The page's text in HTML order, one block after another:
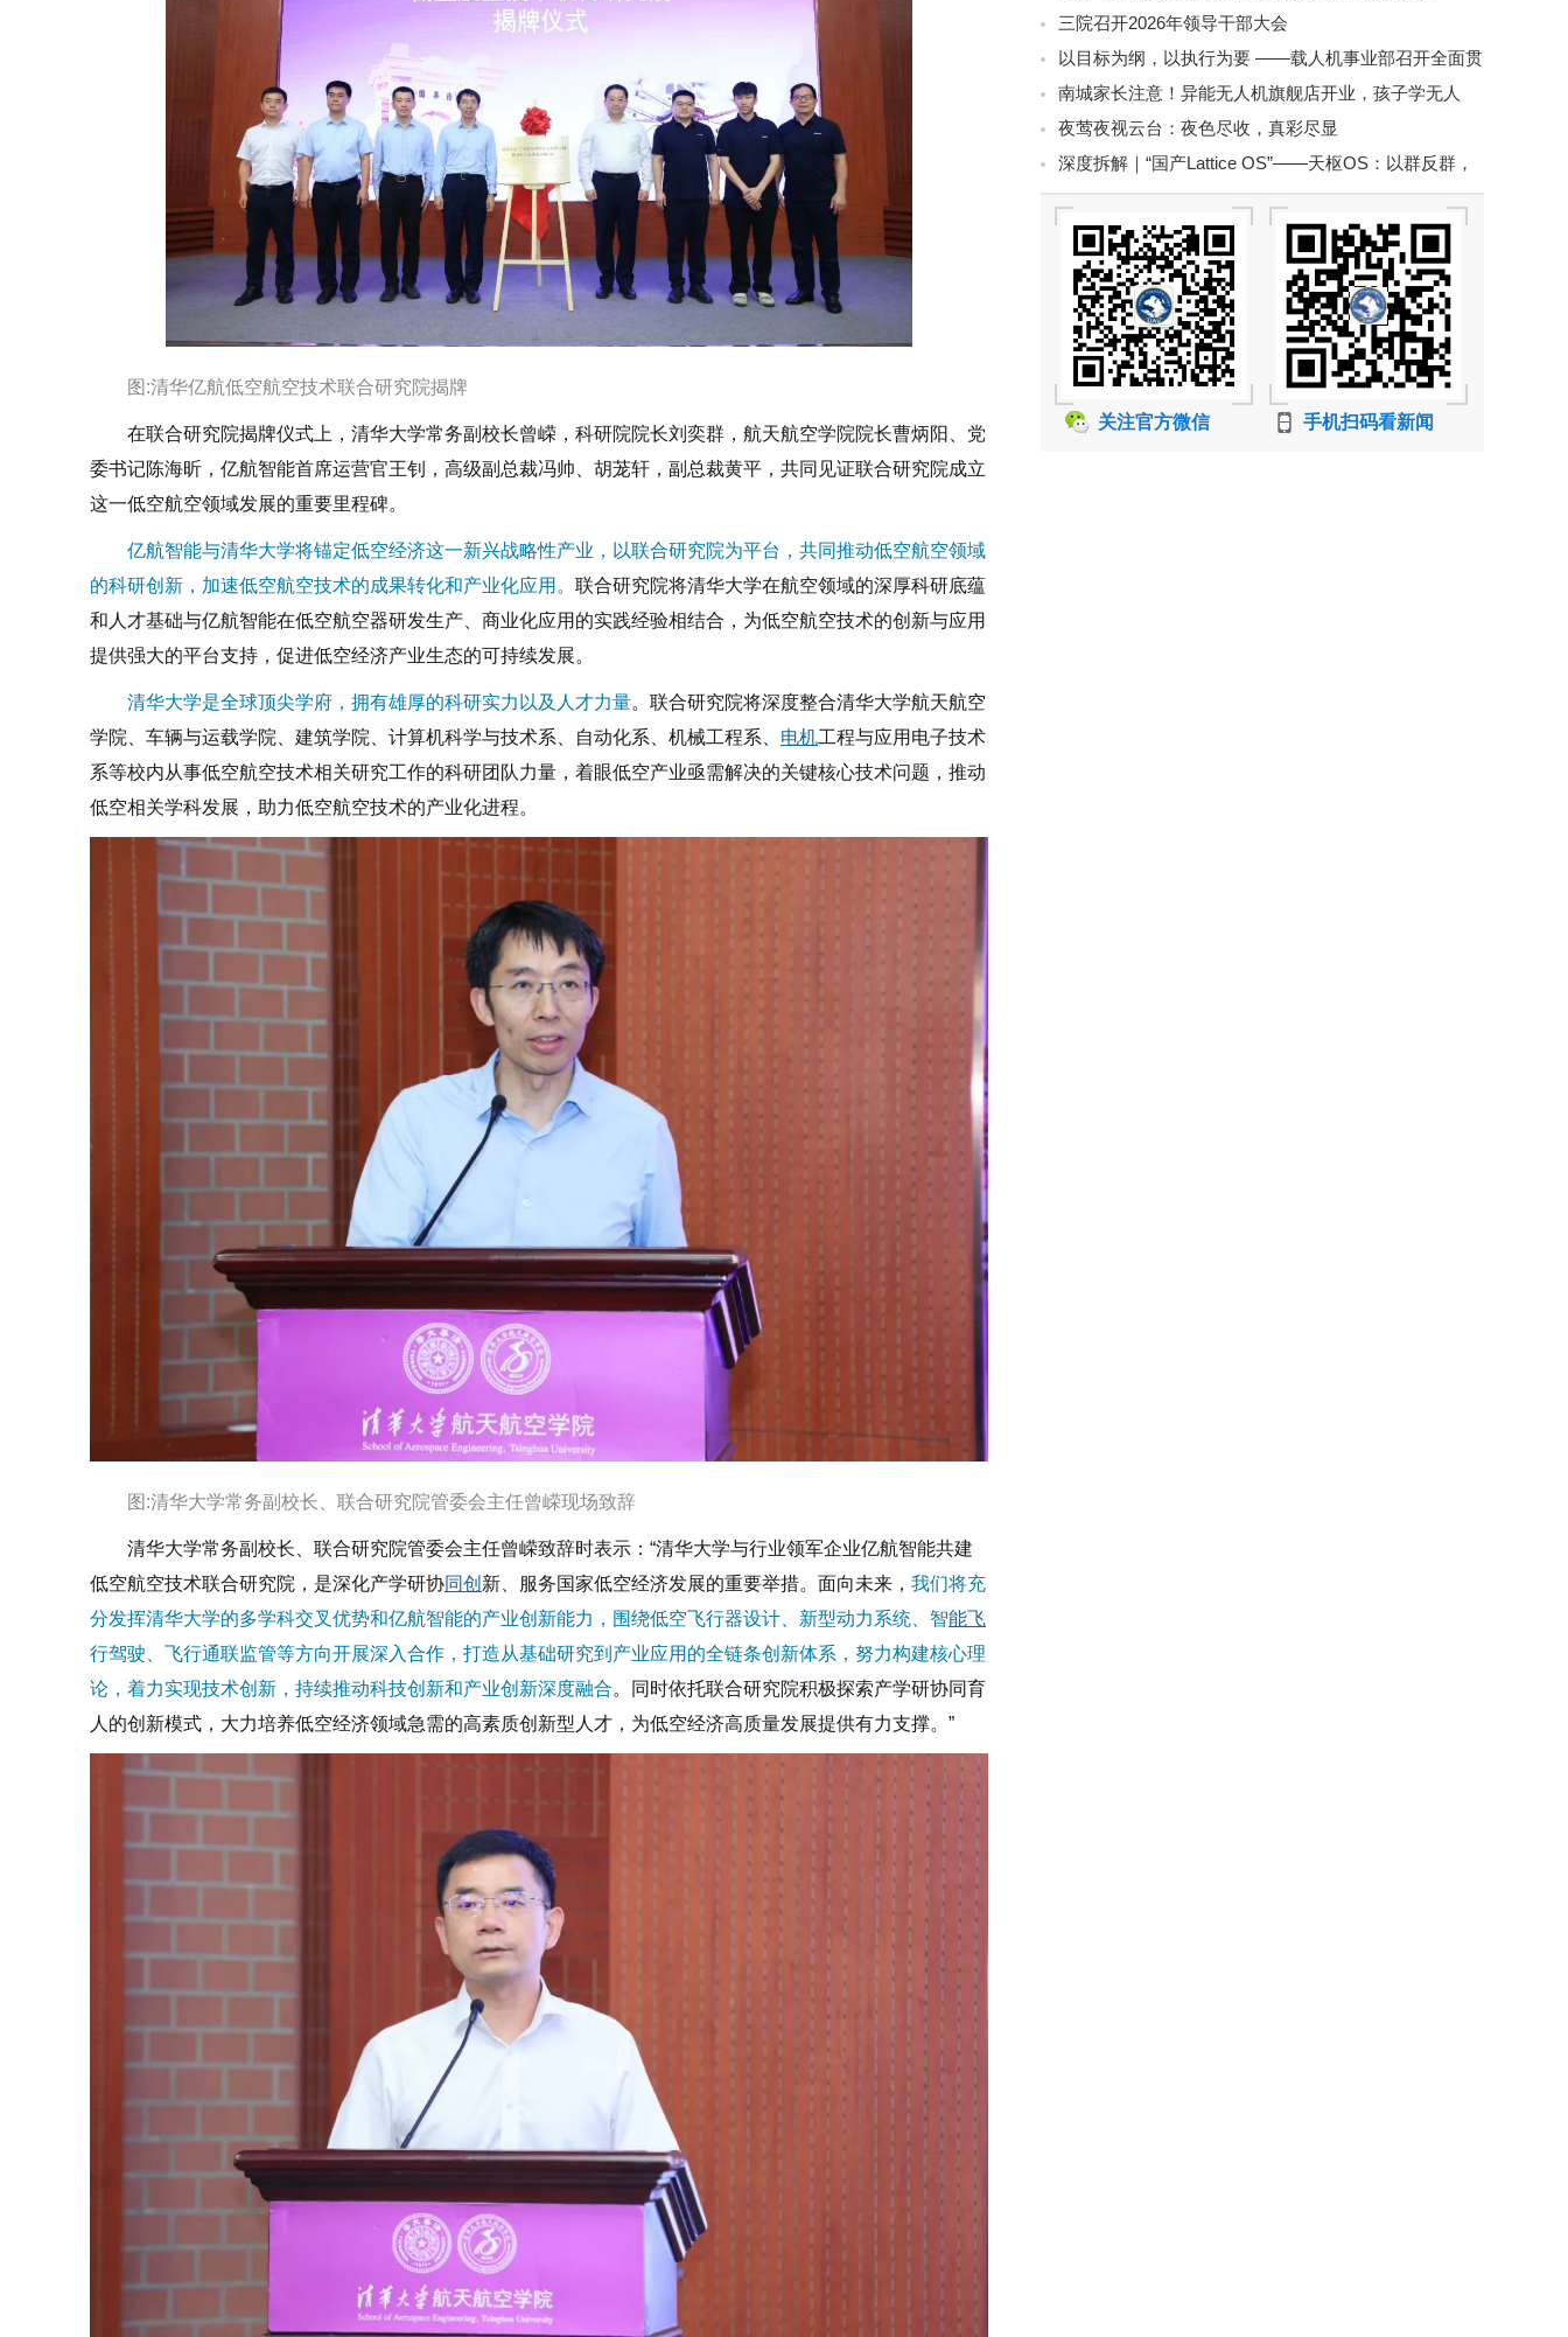
图 :清华亿航低空航空技术联合研究院揭牌
在联合研究院揭牌仪式上，清华大学常务副校长曾嵘，科研院院长刘奕群，航天航空学院院长曹炳阳、党
委书记陈海昕，亿航智能首席运营官王钊，高级副总裁冯帅、胡茏轩，副总裁黄平，共同见证联合研究院成立
这一低空航空领域发展的重要里程碑。
亿航智能与清华大学将锚定低空经济这一新兴战略性产业，以联合研究院为平台，共同推动低空航空领域
的科研创新，加速低空航空技术的成果转化和产业化应用。 联合研究院将清华大学在航空领域的深厚科研底蕴
和人才基础与亿航智能在低空航空器研发生产、商业化应用的实践经验相结合，为低空航空技术的创新与应用
提供强大的平台支持，促进低空经济产业生态的可持续发展。
清华大学是全球顶尖学府，拥有雄厚的科研实力以及人才力量。联合研究院将深度整合清华大学航天航空
学院、车辆与运载学院、建筑学院、计算机科学与技术系、自动化系、机械工程系、 电机工程与应用电子技术
系等校内从事低空航空技术相关研究工作的科研团队力量，着眼低空产业亟需解决的关键核心技术问题，推动
低空相关学科发展，助力低空航空技术的产业化进程。
图 :清华大学常务副校长、联合研究院管委会主任曾嵘现场致辞
清华大学常务副校长、联合研究院管委会主任曾嵘致辞时表示：“清华大学与行业领军企业亿航智能共建
低空航空技术联合研究院，是深化产学研协同创 新、服务国家低空经济发展的重要举措。面向未来， 我们将充
分发挥清华大学的多学科交叉优势和亿航智能的产业创新能力，围绕低空飞行器设计、新型动力系统、智能飞
行驾驶、飞行通联监管等方向开展深入合作，打造从基础研究到产业应用的全链条创新体系，努力构建核心理
论，着力实现技术创新，持续推动科技创新和产业创新深度融合。同时依托联合研究院积极探索产学研协同育
人的创新模式，大力培养低空经济领域急需的高素质创新型人才，为低空经济高质量发展提供有力支撑。”
三院召开2026年领导干部大会
以目标为纲，以执行为要 ——载人机事业部召开全面贯
彻公司半年度会议精神暨重点工作攻坚部署会
南城家长注意！异能无人机旗舰店开业，孩子学无人
机、玩科技又多了一个新选择
夜莺夜视云台：夜色尽收，真彩尽显
深度拆解｜“国产Lattice OS”——天枢OS：以群反群，
构建中国自主低空反无人机蜂群作战体系
关注官方微信 手机扫码看新闻